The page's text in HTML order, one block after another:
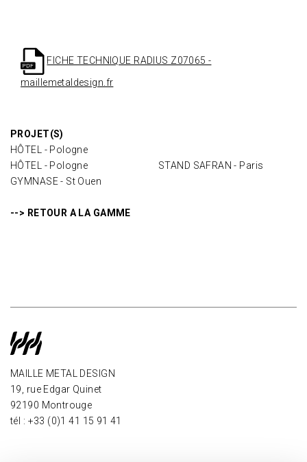
FICHE TECHNIQUE RADIUS Z07065 -
maillemetaldesign.fr
PROJET(S)
HÔTEL - Pologne
HÔTEL - Pologne
GYMNASE - St Ouen
STAND SAFRAN - Paris
--> RETOUR A LA GAMME
MAILLE METAL DESIGN
19, rue Edgar Quinet
92190 Montrouge
tél : +33 (0)1 41 15 91 41